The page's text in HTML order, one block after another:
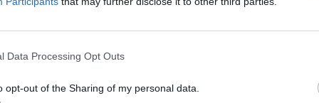
Data Processing Opt Outs
opt-out of the Sharing of my personal data.